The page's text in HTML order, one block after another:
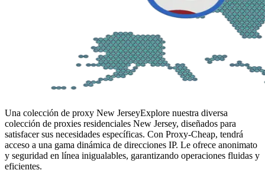
Una colección de proxy New JerseyExplore nuestra diversa
colección de proxies residenciales New Jersey, diseñados para
satisfacer sus necesidades específicas. Con Proxy-Cheap, tendrá
acceso a una gama dinámica de direcciones IP. Le ofrece anonimato
y seguridad en línea inigualables, garantizando operaciones fluidas y
eficientes.